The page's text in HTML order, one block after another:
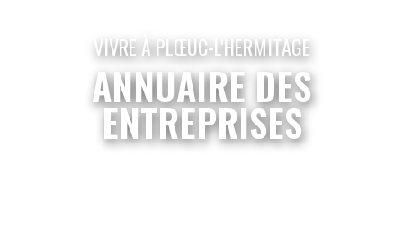
VIVRE À PLŒUC-L'HERMITAGE
ANNUAIRE DES
ENTREPRISES